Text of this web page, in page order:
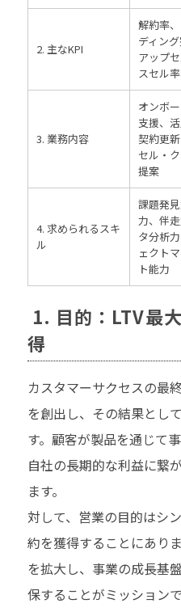
2. 主なKPI
解約率
ディング
アップ
スセル
3. 業務内容
オンボ
支援、活
契約更
セル・
提案
4. 求められるスキ
ル
課題発
力、伴
タ分析
ェクト
ト能力
1. 目的：LTV最
得
カスタマーサクセスの最
を創出し、その結果とし
す。顧客が製品を通じて
自社の長期的な利益に繋
ます。
対して、営業の目的はシ
約を獲得することにあり
を拡大し、事業の成長基
保することがミッションで